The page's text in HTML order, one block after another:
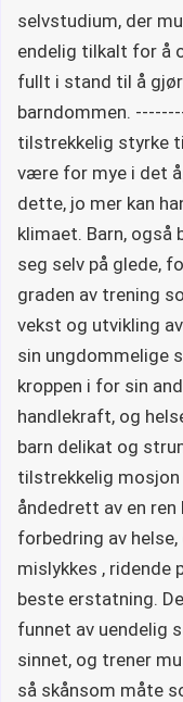
selvstudium, der
endelig tilkalt for å
fullt i stand til å
barndommen.
tilstrekkelig styrke
være for mye i det
dette, jo mer kan
klimaet. Barn, også
seg selv på glede,
graden av trening
vekst og utvikling
sin ungdommelige
kroppen i for sin
handlekraft, og
barn delikat og
tilstrekkelig
åndedrett av en
forbedring av
mislykkes , ridende
beste erstatning.
funnet av uendelig
sinnet, og trener
så skånsom måte